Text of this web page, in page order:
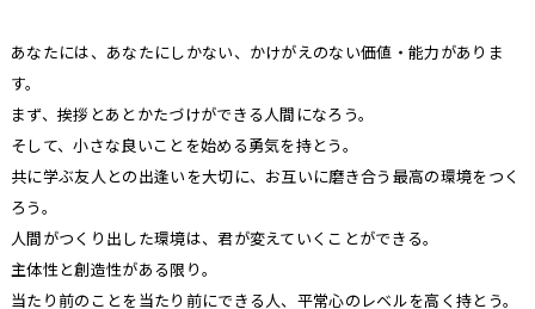
あなたには、あなたにしかない、かけがえのない価値・能力がありま
す。
まず、挨拶とあとかたづけができる人間になろう。
そして、小さな良いことを始める勇気を持とう。
共に学ぶ友人との出逢いを大切に、お互いに磨き合う最高の環境をつく
ろう。
人間がつくり出した環境は、君が変えていくことができる。
主体性と創造性がある限り。
当たり前のことを当たり前にできる人、平常心のレベルを高く持とう。